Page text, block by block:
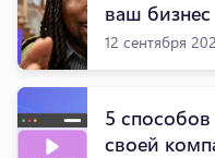
ваш бизнес
12 сентября
5 способов
своей